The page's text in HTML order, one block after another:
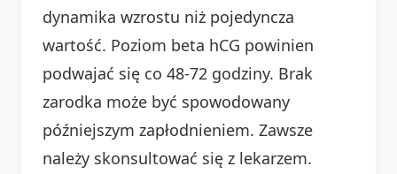
dynamika wzrostu niż pojedyncza
wartość. Poziom beta hCG powinien
podwajać się co 48-72 godziny. Brak
zarodka może być spowodowany
późniejszym zapłodnieniem. Zawsze
należy skonsultować się z lekarzem.